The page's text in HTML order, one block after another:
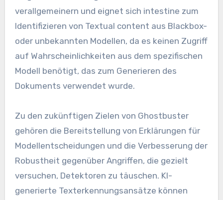
verallgemeinern und eignet sich intestine zum
Identifizieren von Textual content aus Blackbox-
oder unbekannten Modellen, da es keinen Zugriff
auf Wahrscheinlichkeiten aus dem spezifischen
Modell benötigt, das zum Generieren des
Dokuments verwendet wurde.
Zu den zukünftigen Zielen von Ghostbuster
gehören die Bereitstellung von Erklärungen für
Modellentscheidungen und die Verbesserung der
Robustheit gegenüber Angriffen, die gezielt
versuchen, Detektoren zu täuschen. KI-
generierte Texterkennungsansätze können